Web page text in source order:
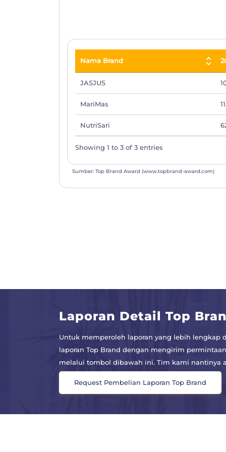
Nama Brand
Nama Brand
JASJUS
MariMas
NutriSari
Showing 1 to 3 of 3 entries
Sumber: Top Brand Award (www.topbrand-award.com)
Laporan Detail Top
Untuk memperoleh laporan yang lebih lengkap
laporan Top Brand dengan mengirim
melalui tombol dibawah ini. Tim kami nantinya
Request Pembelian Laporan Top Brand